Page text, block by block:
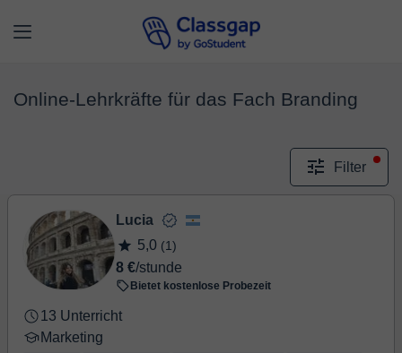
Online-Lehrkräfte für das Fach Branding
Filter
Lucia
5,0 (1)
8 €/stunde
Bietet kostenlose Probezeit
13 Unterricht
Marketing